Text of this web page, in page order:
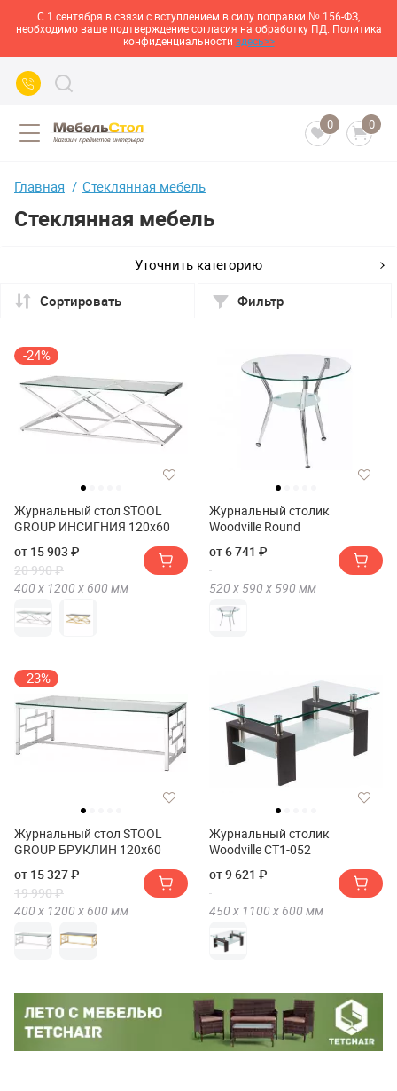
С 1 сентября в связи с вступлением в силу поправки № 156-ФЗ,
необходимо ваше подтверждение согласия на обработку ПД. Политика
конфиденциальности здесь>>
0 0
Главная Стеклянная мебель
Стеклянная мебель
Уточнить категорию
Сортировать Фильтр
-24%
Журнальный стол STOOL
GROUP ИНСИГНИЯ 120х60
от 15 903 ₽
20 990 ₽
400 х 1200 х 600 мм
Журнальный столик
Woodville Round
от 6 741 ₽
520 х 590 х 590 мм
-23%
Журнальный стол STOOL
GROUP БРУКЛИН 120х60
от 15 327 ₽
19 990 ₽
400 х 1200 х 600 мм
Журнальный столик
Woodville CT1-052
от 9 621 ₽
450 х 1100 х 600 мм